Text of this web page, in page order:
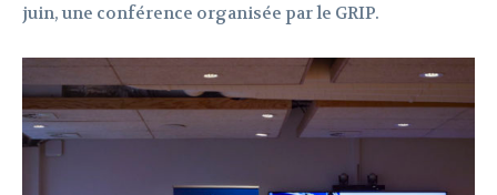
juin, une conférence organisée par le GRIP.